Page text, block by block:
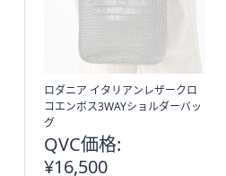
ロダニア イタリアンレザークロ
コエンボス3WAYショルダーバッ
グ
QVC価格:
¥16,500